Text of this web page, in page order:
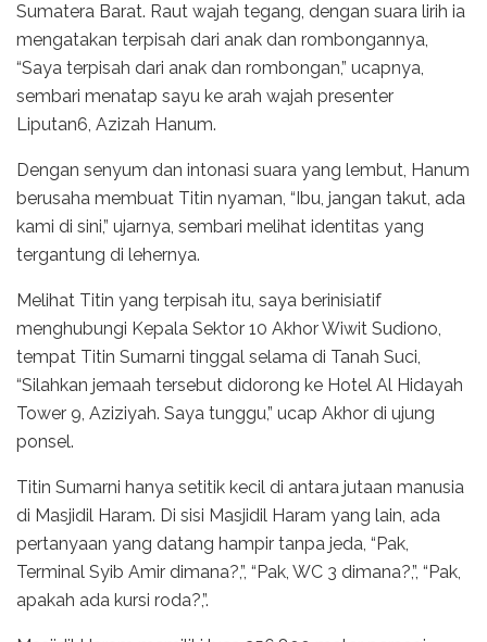
Sumatera Barat. Raut wajah tegang, dengan suara lirih ia
mengatakan terpisah dari anak dan rombongannya,
“Saya terpisah dari anak dan rombongan,” ucapnya,
sembari menatap sayu ke arah wajah presenter
Liputan6, Azizah Hanum.
Dengan senyum dan intonasi suara yang lembut, Hanum
berusaha membuat Titin nyaman, “Ibu, jangan takut, ada
kami di sini,” ujarnya, sembari melihat identitas yang
tergantung di lehernya.
Melihat Titin yang terpisah itu, saya berinisiatif
menghubungi Kepala Sektor 10 Akhor Wiwit Sudiono,
tempat Titin Sumarni tinggal selama di Tanah Suci,
“Silahkan jemaah tersebut didorong ke Hotel Al Hidayah
Tower 9, Aziziyah. Saya tunggu,” ucap Akhor di ujung
ponsel.
Titin Sumarni hanya setitik kecil di antara jutaan manusia
di Masjidil Haram. Di sisi Masjidil Haram yang lain, ada
pertanyaan yang datang hampir tanpa jeda, “Pak,
Terminal Syib Amir dimana?,”, “Pak, WC 3 dimana?,”, “Pak,
apakah ada kursi roda?,”.